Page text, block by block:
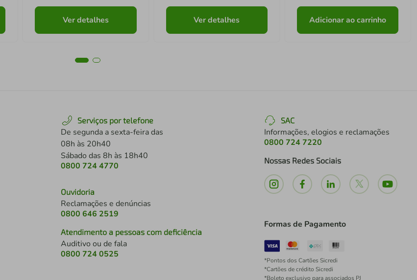
Ver detalhes Ver detalhes Adicionar ao carrinho
Serviços por telefone
De segunda a sexta-feira das
08h às 20h40
Sábado das 8h às 18h40
0800 724 4770
Ouvidoria
Reclamações e denúncias
0800 646 2519
Atendimento a pessoas com deficiência
Auditivo ou de fala
0800 724 0525
SAC
Informações, elogios e reclamações
0800 724 7220
Nossas Redes Sociais
Formas de Pagamento
*Pontos dos Cartões Sicredi
*Cartões de crédito Sicredi
*Boleto exclusivo para associados PJ